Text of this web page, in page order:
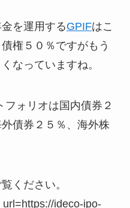
を運用するGPIFはこ
権５０％ですがもう
なっていますね。
ォリオは国内債券２
債券２５％、海外株
ください。
ideco-ipo-